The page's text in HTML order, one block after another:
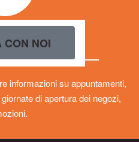
CON NOI
informazioni su appuntamenti,
di apertura dei negozi,